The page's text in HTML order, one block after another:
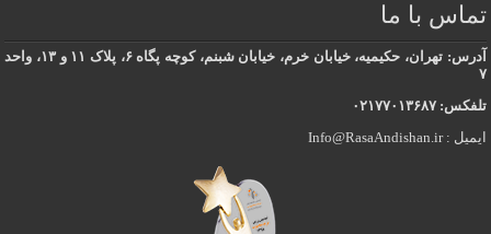
تماس با ما
آدرس: تهران، حکیمیه، خیابان خرم، خیابان شبنم، کوچه پگاه ۶، پلاک ۱۱ و ۱۳، واحد
۷
تلفکس: ۰۲۱۷۷۰۱۳۶۸۷
ایمیل : Info@RasaAndishan.ir